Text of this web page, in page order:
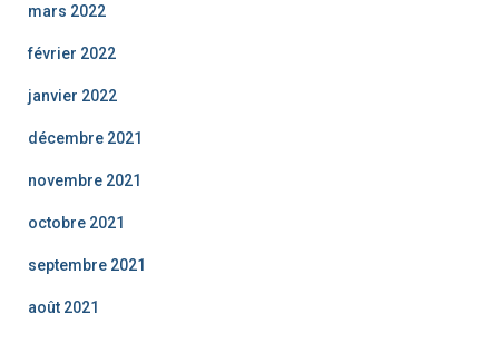
mars 2022
février 2022
janvier 2022
décembre 2021
novembre 2021
octobre 2021
septembre 2021
août 2021